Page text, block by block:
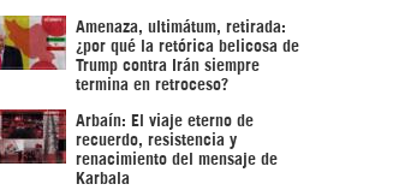
Amenaza, ultimátum, retirada:
¿por qué la retórica belicosa de
Trump contra Irán siempre
termina en retroceso?
Arbaín: El viaje eterno de
recuerdo, resistencia y
renacimiento del mensaje de
Karbala